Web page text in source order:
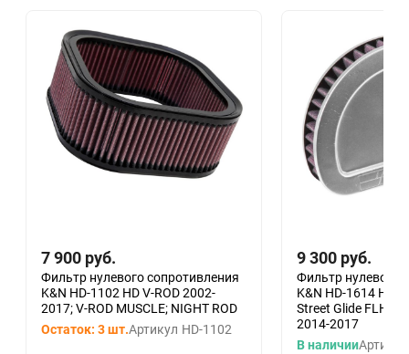
7 900 руб.
Фильтр нулевого сопротивления
K&N HD-1102 HD V-ROD 2002-
2017; V-ROD MUSCLE; NIGHT ROD
Остаток: 3 шт.Артикул HD-1102
9 300 руб.
Фильтр нулевого
K&N HD-1614 HD
Street Glide
2014-2017
В наличииАртикул